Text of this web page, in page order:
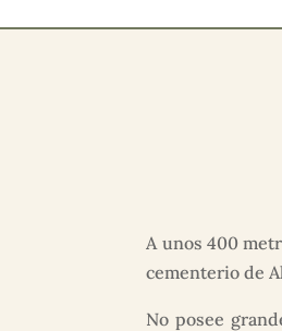
A unos 400
cementerio de
No posee